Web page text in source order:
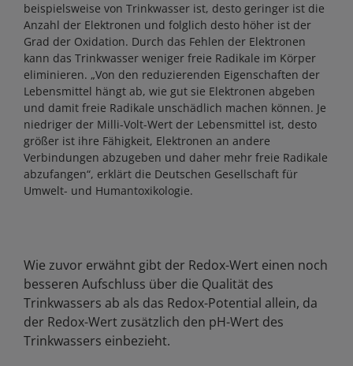
beispielsweise von Trinkwasser ist, desto geringer ist die
Anzahl der Elektronen und folglich desto höher ist der
Grad der Oxidation. Durch das Fehlen der Elektronen
kann das Trinkwasser weniger freie Radikale im Körper
eliminieren. „Von den reduzierenden Eigenschaften der
Lebensmittel hängt ab, wie gut sie Elektronen abgeben
und damit freie Radikale unschädlich machen können. Je
niedriger der Milli-Volt-Wert der Lebensmittel ist, desto
größer ist ihre Fähigkeit, Elektronen an andere
Verbindungen abzugeben und daher mehr freie Radikale
abzufangen“, erklärt die Deutschen Gesellschaft für
Umwelt- und Humantoxikologie.
Wie zuvor erwähnt gibt der Redox-Wert einen noch
besseren Aufschluss über die Qualität des
Trinkwassers ab als das Redox-Potential allein, da
der Redox-Wert zusätzlich den pH-Wert des
Trinkwassers einbezieht.